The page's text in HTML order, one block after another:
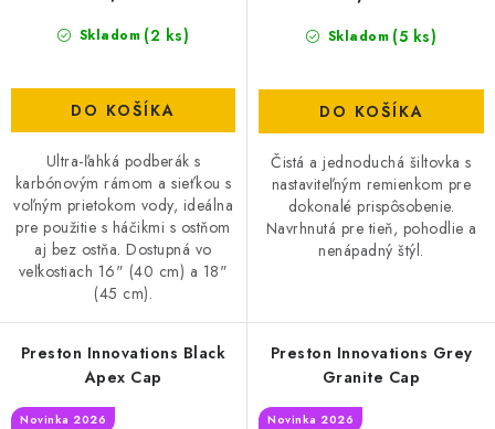
Skladom (2 ks)
DO KOŠÍKA
Ultra-ľahká podberák s
karbónovým rámom a sieťkou s
voľným prietokom vody, ideálna
pre použitie s háčikmi s ostňom
aj bez ostňa. Dostupná vo
veľkostiach 16" (40 cm) a 18"
(45 cm).
Skladom (5 ks)
DO KOŠÍKA
Čistá a jednoduchá šiltovka s
nastaviteľným remienkom pre
dokonalé prispôsobenie.
Navrhnutá pre tieň, pohodlie a
nenápadný štýl.
Preston Innovations Black
Apex Cap
Novinka 2026
Preston Innovations Grey
Granite Cap
Novinka 2026